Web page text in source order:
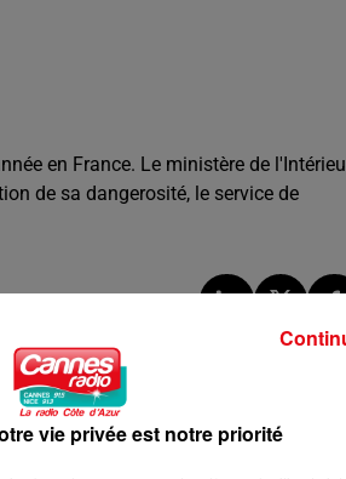
en France. Le ministère de
de sa dangerosité, le service de
vie privée est notre priorité